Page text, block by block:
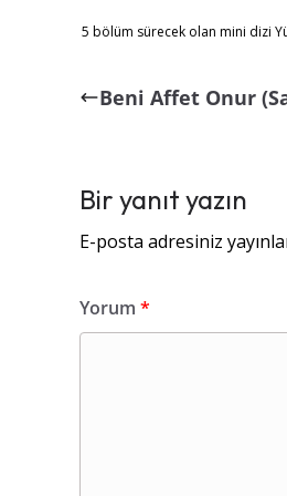
5 bölüm sürecek olan mini dizi
Beni Affet Onur
Bir yanıt yazın
E-posta adresiniz
Yorum *